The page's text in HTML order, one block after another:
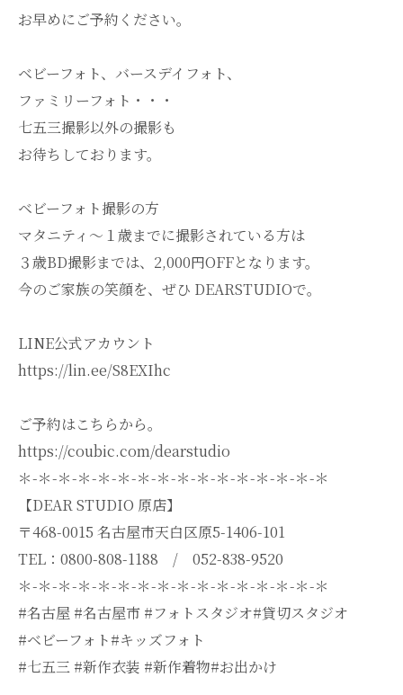
お早めにご予約ください。
ベビーフォト、バースデイフォト、
ファミリーフォト・・・
七五三撮影以外の撮影も
お待ちしております。
ベビーフォト撮影の方
マタニティ～１歳までに撮影されている方は
３歳BD撮影までは、2,000円OFFとなります。
今のご家族の笑顔を、ぜひ DEARSTUDIOで。
LINE公式アカウント
https://lin.ee/S8EXIhc
ご予約はこちらから。
https://coubic.com/dearstudio
＊-＊-＊-＊-＊-＊-＊-＊-＊-＊-＊-＊-＊-＊-＊-＊
【DEAR STUDIO 原店】
〒468-0015 名古屋市天白区原5-1406-101
TEL：0800-808-1188 / 052-838-9520
＊-＊-＊-＊-＊-＊-＊-＊-＊-＊-＊-＊-＊-＊-＊-＊
#名古屋 #名古屋市 #フォトスタジオ#貸切スタジオ
#ベビーフォト#キッズフォト
#七五三 #新作衣装 #新作着物#お出かけ